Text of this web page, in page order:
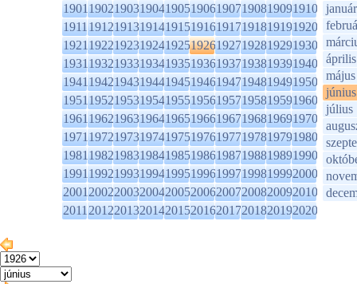
1901190219031904190519061907190819091910
1911191219131914191519161917191819191920
1921192219231924192519261927192819291930
1931193219331934193519361937193819391940
1941194219431944194519461947194819491950
1951195219531954195519561957195819591960
1961196219631964196519661967196819691970
1971197219731974197519761977197819791980
1981198219831984198519861987198819891990
1991199219931994199519961997199819992000
2001200220032004200520062007200820092010
2011201220132014201520162017201820192020
január
április
május
június
július